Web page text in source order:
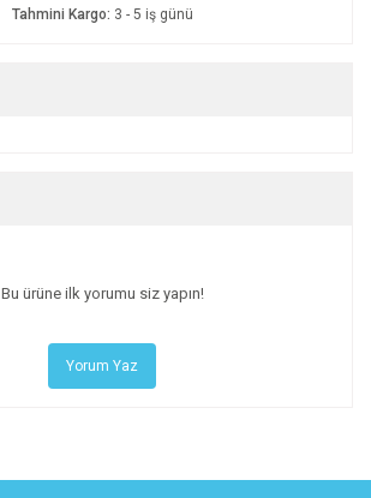
Tahmini Kargo: 3 - 5 iş günü
Bu ürüne ilk yorumu siz yapın!
Yorum Yaz